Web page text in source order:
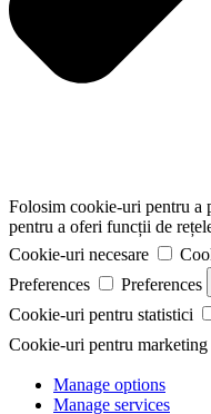
Folosim cookie-uri pentru a
pentru a oferi funcții de
Cookie-uri necesare
Preferences
Preferences
Cookie-uri pentru statistici
Cookie-uri pentru marketing
Manage options
Manage services